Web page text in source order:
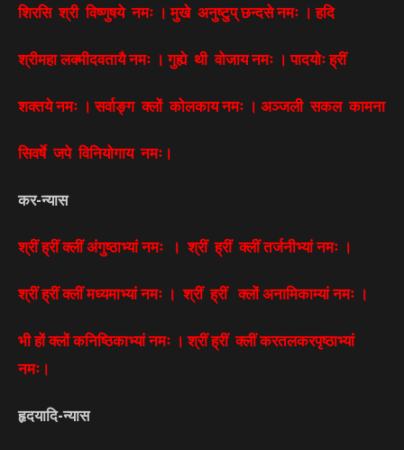
शिरसि श्री विष्णुषये नमः । मुखे अनुष्टुप् छन्दसे नमः । हदि
श्रीमहा लक्मीदवतायै नमः । गुह्ये थी वोजाय नमः । पादयोः ह्रीं
शक्तये नमः । सर्वाङ्ग क्लों कोलकाय नमः । अञ्जली सकल कामना
सिवर्षे जपे विनियोगाय नमः।
कर-न्यास
श्रीं ह्रीं क्लीं अंगुष्ठाभ्यां नमः । श्रीं ह्रीं क्लीं तर्जनीभ्यां नमः ।
श्रीं ह्रीं क्लीं मध्यमाभ्यां नमः । श्रीं ह्रीं क्लों अनामिकाम्यां नमः ।
भी हों क्लों कनिष्ठिकाभ्यां नमः । श्रीं ह्रीं क्लीं करतलकरपृष्ठाभ्यां
नमः।
हृदयादि-न्यास